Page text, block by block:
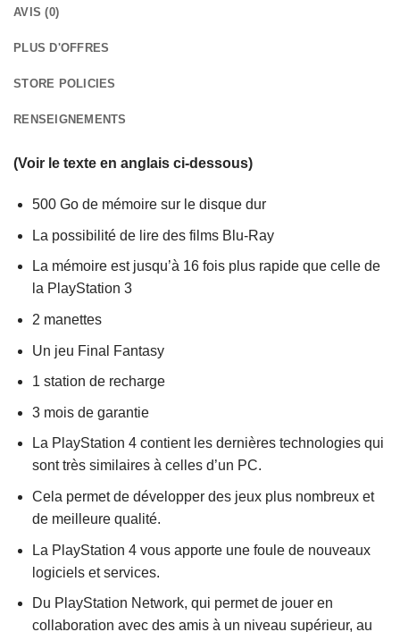
AVIS (0)
PLUS D'OFFRES
STORE POLICIES
RENSEIGNEMENTS
(Voir le texte en anglais ci-dessous)
500 Go de mémoire sur le disque dur
La possibilité de lire des films Blu-Ray
La mémoire est jusqu’à 16 fois plus rapide que celle de
la PlayStation 3
2 manettes
Un jeu Final Fantasy
1 station de recharge
3 mois de garantie
La PlayStation 4 contient les dernières technologies qui
sont très similaires à celles d’un PC.
Cela permet de développer des jeux plus nombreux et
de meilleure qualité.
La PlayStation 4 vous apporte une foule de nouveaux
logiciels et services.
Du PlayStation Network, qui permet de jouer en
collaboration avec des amis à un niveau supérieur, au